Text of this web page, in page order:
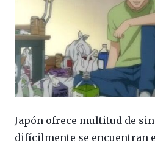
Japón ofrece multitud de
difícilmente se encuentran